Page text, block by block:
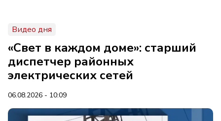
Видео дня
«Свет в каждом доме»: старший
диспетчер районных
электрических сетей
06.08.2026 - 10:09